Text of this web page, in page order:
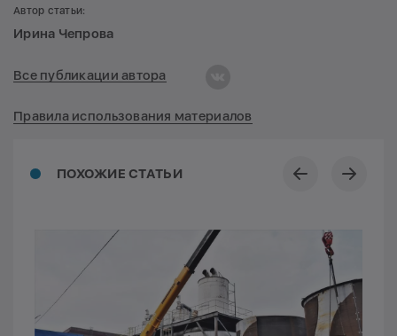
ПОХОЖИЕ СТАТЬИ
Автор статьи:
Ирина Чепрова
Все публикации автора
Правила использования материалов